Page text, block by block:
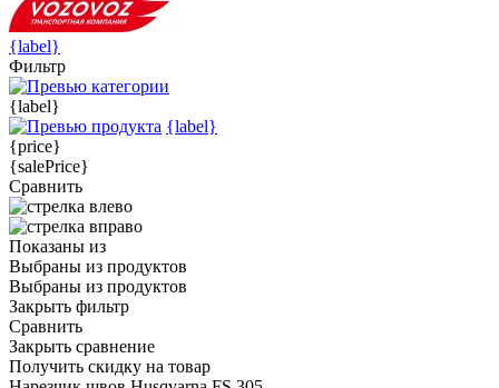
{label}
Фильтр
{label}
{label}
{price}
{salePrice}
Сравнить
Показаны из
Выбраны из продуктов
Выбраны из продуктов
Закрыть фильтр
Сравнить
Закрыть сравнение
Получить скидку на товар